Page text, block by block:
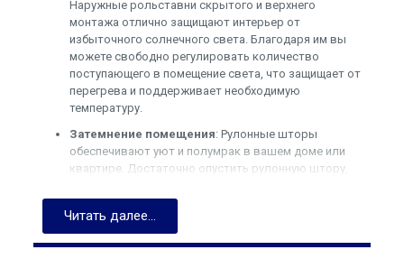
Наружные рольставни скрытого и верхнего
монтажа отлично защищают интерьер от
избыточного солнечного света. Благодаря им вы
можете свободно регулировать количество
поступающего в помещение света, что защищает от
перегрева и поддерживает необходимую
температуру.
Затемнение помещения: Рулонные шторы
обеспечивают уют и полумрак в вашем доме или
квартире. Достаточно опустить рулонную штору,
комнате.
Поддержание нужной температуры
внешних рольставней скрытого и верхнего
Читать далее...